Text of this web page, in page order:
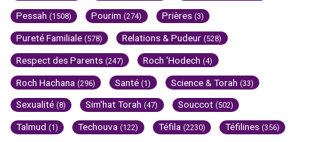
Pessah (1508) Pourim (274) Prières (3)
Pureté Familiale (578) Relations & Pudeur (528)
Respect des Parents (247) Roch 'Hodech (4)
Roch Hachana (296) Santé (1) Science & Torah (33)
Sexualité (8) Sim'hat Torah (47) Souccot (502)
Talmud (1) Techouva (122) Téfila (2230) Téfilines (356)